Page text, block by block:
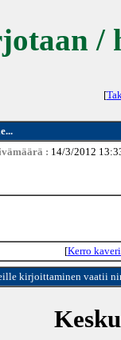
/
[
: 14/3/2012
[Kerro
kirjoittaminen vaatii